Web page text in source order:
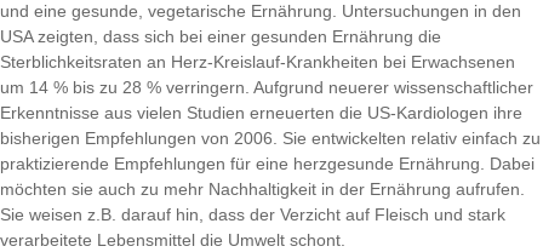
und eine gesunde, vegetarische Ernährung. Untersuchungen in den
USA zeigten, dass sich bei einer gesunden Ernährung die
Sterblichkeitsraten an Herz-Kreislauf-Krankheiten bei Erwachsenen
um 14 % bis zu 28 % verringern. Aufgrund neuerer wissenschaftlicher
Erkenntnisse aus vielen Studien erneuerten die US-Kardiologen ihre
bisherigen Empfehlungen von 2006. Sie entwickelten relativ einfach zu
praktizierende Empfehlungen für eine herzgesunde Ernährung. Dabei
möchten sie auch zu mehr Nachhaltigkeit in der Ernährung aufrufen.
Sie weisen z.B. darauf hin, dass der Verzicht auf Fleisch und stark
verarbeitete Lebensmittel die Umwelt schont.